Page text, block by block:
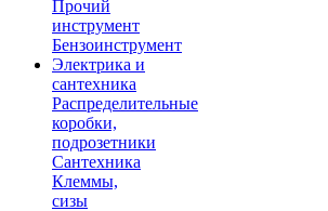
Прочий
инструмент
Бензоинструмент
Электрика и
сантехника
Распределительные
коробки,
подрозетники
Сантехника
Клеммы,
сизы